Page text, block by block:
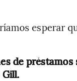
esperar
de